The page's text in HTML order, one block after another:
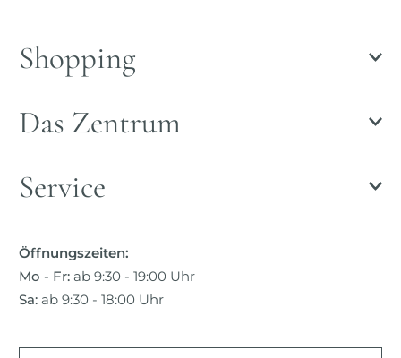
Shopping
Das Zentrum
Service
Öffnungszeiten:
Mo - Fr: ab 9:30 - 19:00 Uhr
Sa: ab 9:30 - 18:00 Uhr